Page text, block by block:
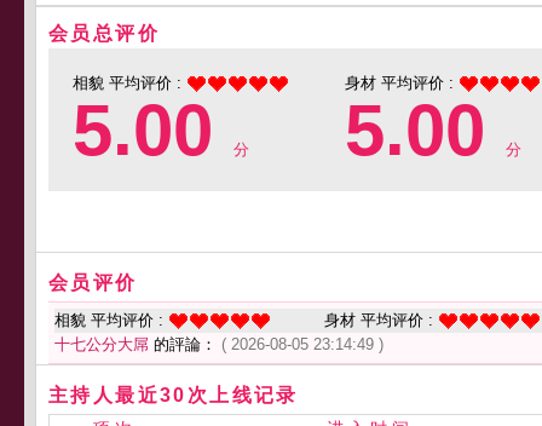
会员总评价
相貌 平均评价 :
5.00 分
身材 平均评价 :
5.00 分
会员评价
相貌 平均评价 :
身材 平均评价 :
十七公分大屌 的評論： ( 2026-08-05 23:14:49 )
主持人最近30次上线记录